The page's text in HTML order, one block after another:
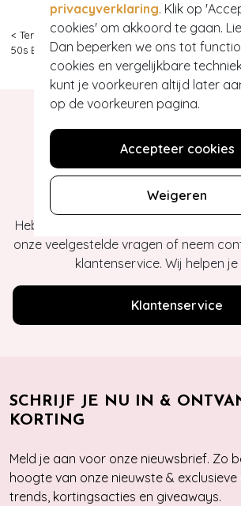
privacyverklaring. Klik op
cookies' om akkoord te gaan.
Dan beperken we ons tot
cookies en vergelijkbare
kunt je voorkeuren altijd later
op de voorkeuren pagina.
Accepteer cookies
Weigeren
< Terug |Topvintage > Kleding > Tops>Truitjes
50s Ballerina Top in Oil Green
Hey
Heb je vragen of heb je hulp nodig bij
onze veelgestelde vragen of neem
klantenservice. Wij helpen
Klantenservice
SCHRIJF JE NU IN &
KORTING
Meld je aan voor onze nieuwsbrief. Zo
hoogte van onze nieuwste &
trends, kortingsacties en giveaways.